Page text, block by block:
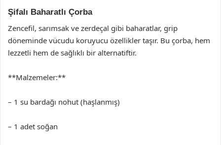
Şifalı Baharatlı Çorba
Zencefil, sarımsak ve zerdeçal gibi baharatlar, grip
döneminde vücudu koruyucu özellikler taşır. Bu çorba, hem
lezzetli hem de sağlıklı bir alternatiftir.
**Malzemeler:**
– 1 su bardağı nohut (haşlanmış)
– 1 adet soğan